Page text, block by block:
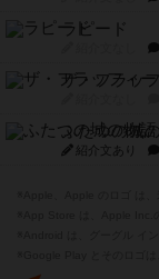
ラピード
ザ・フラッ
ふたつの城
紹介文あり